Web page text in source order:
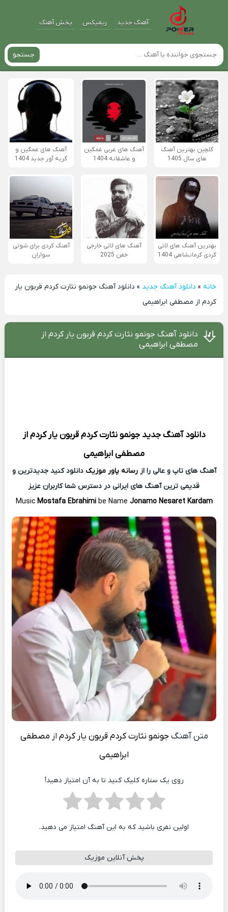
آهنگ جدید ریمیکس پخش آهنگ
جستجو
گلچین بهترین آهنگ
های سال 1405
آهنگ های عربی غمگین
و عاشقانه 1404
آهنگ های غمگین و
گریه آور جدید 1404
بهترین آهنگ های لاتی
کردی کرمانشاهی 1404
آهنگ های لاتی خارجی
خفن 2025
آهنگ کردی برای شوتی
سواران
خانه» دانلود آهنگ جدید » دانلود آهنگ جونمو نثارت کردم قربون یار
کردم از مصطفی ابراهیمی
دانلود آهنگ جونمو نثارت کردم قربون یار کردم از
مصطفی ابراهیمی
دانلود آهنگ جدید جونمو نثارت کردم قربون یار کردم از
مصطفی ابراهیمی
آهنگ های تاپ و عالی را ازرسانه پاور موزیک دانلود کنید جدیدترین و
قدیمی ترین آهنگ های ایرانی در دسترس شما کاربران عزیز
MusicMostafa Ebrahimi be Name Jonamo Nesaret Kardam
متن آهنگجونمو نثارت کردم قربون یار کردم از مصطفی
ابراهیمی
روی یک ستاره کلیک کنید تا به آن امتیاز دهید!
اولین نفری باشید که به این آهنگ امتیاز می دهید.
پخش آنلاین موزیک